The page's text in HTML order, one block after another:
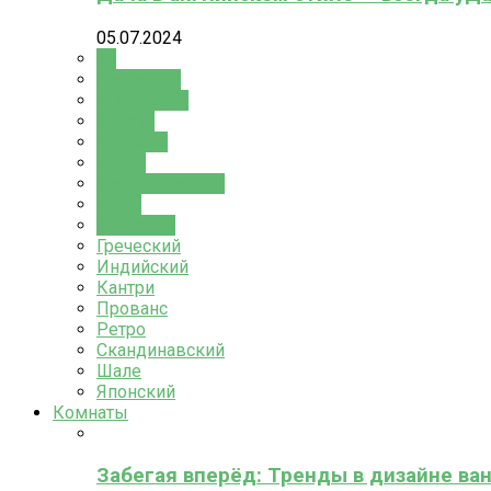
05.07.2024
Греческий
Индийский
Кантри
Прованс
Ретро
Скандинавский
Шале
Японский
Комнаты
Забегая вперёд: Тренды в дизайне